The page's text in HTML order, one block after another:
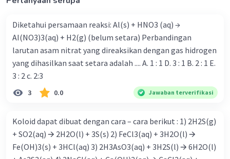
Iklan
Diketahui persamaan reaksi: Al(s) + HNO3 (aq) →
AI(NO3)3(aq) + H2(g) (belum setara) Perbandingan
larutan asam nitrat yang direaksikan dengan gas hidrogen
yang dihasilkan saat setara adalah .... A. 1 : 1 D. 3 : 1 B. 2 : 1 E.
3 : 2 c. 2:3
3 0.0 Jawaban terverifikasi
Koloid dapat dibuat dengan cara – cara berikut : 1) 2H2S(g)
+ SO2(aq) 🡪 2H2O(l) + 3S(s) 2) FeCl3(aq) + 3H2O(l) 🡪
Fe(OH)3(s) + 3HCl(aq) 3) 2H3AsO3(aq) + 3H2S(l) 🡪 6H2O(l)